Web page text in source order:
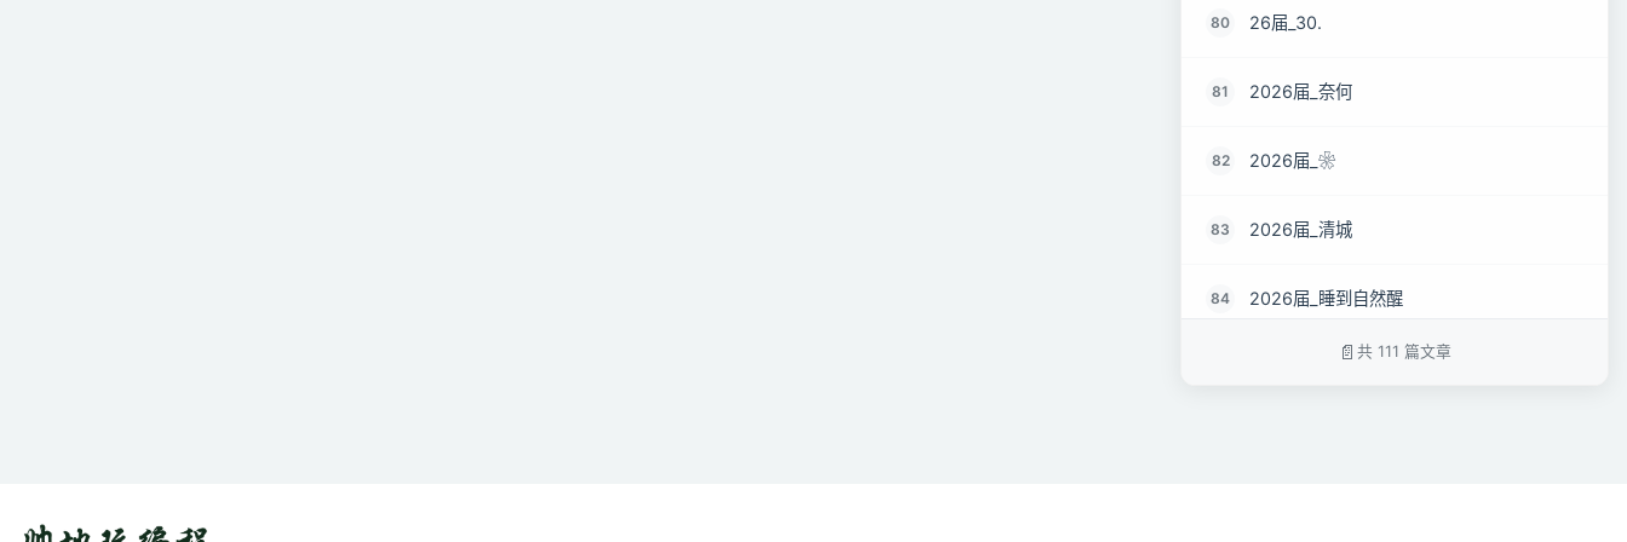
80 26届_30.
81 2026届_奈何
82 2026届_❀
83 2026届_清城
84 2026届_睡到自然醒
共 111 篇文章